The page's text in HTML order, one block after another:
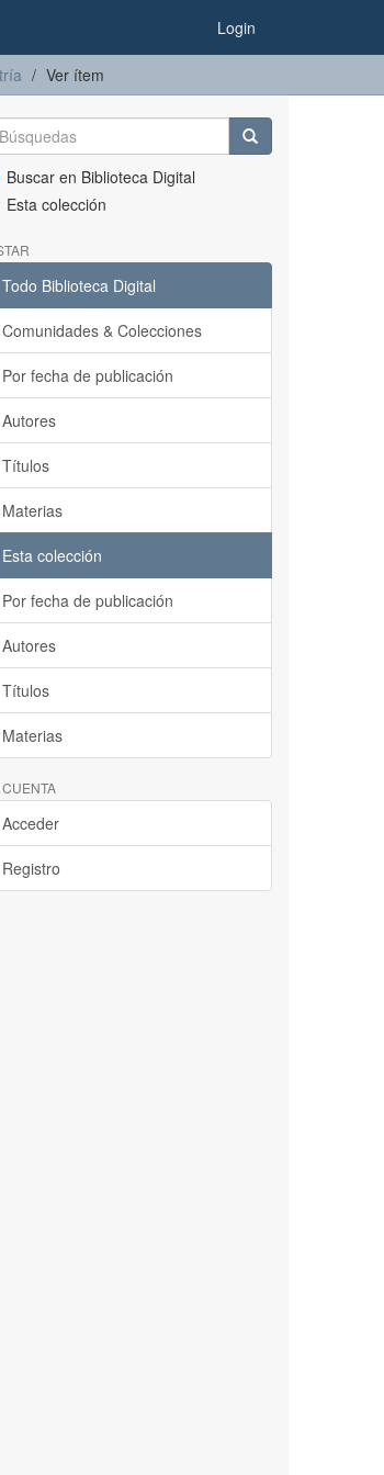
Login
Ver ítem
Buscar en Biblioteca Digital
Esta colección
Todo Biblioteca Digital
Comunidades & Colecciones
Por fecha de publicación
Autores
Títulos
Materias
Esta colección
Por fecha de publicación
Autores
Títulos
Materias
CUENTA
Acceder
Registro